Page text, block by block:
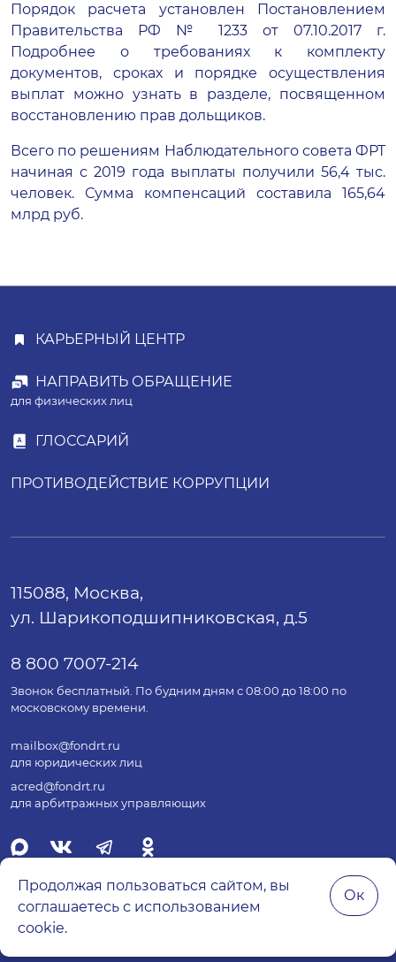
Порядок расчета установлен Постановлением
Правительства РФ № 1233 от 07.10.2017 г.
Подробнее о требованиях к комплекту
документов, сроках и порядке осуществления
выплат можно узнать в разделе, посвященном
восстановлению прав дольщиков.
Всего по решениям Наблюдательного совета ФРТ
начиная с 2019 года выплаты получили 56,4 тыс.
человек. Сумма компенсаций составила 165,64
млрд руб.
КАРЬЕРНЫЙ ЦЕНТР
НАПРАВИТЬ ОБРАЩЕНИЕ
для физических лиц
ГЛОССАРИЙ
ПРОТИВОДЕЙСТВИЕ КОРРУПЦИИ
115088, Москва,
ул. Шарикоподшипниковская, д.5
8 800 7007-214
Звонок бесплатный. По будним дням с 08:00 до 18:00 по
московскому времени.
mailbox@fondrt.ru
для юридических лиц
acred@fondrt.ru
для арбитражных управляющих
© 2026 Все права защищены.
Продолжая пользоваться сайтом, вы
соглашаетесь с использованием
cookie.
Ок